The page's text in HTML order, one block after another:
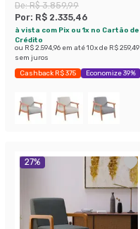
De:R$ 3.859,99
Por: R$ 2.335,46
à vista com Pix ou 1x no Cartão de
Crédito
ou R$ 2.594,96 em até10x de R$ 259,49
sem juros
Cashback R$ 375 Economize 39%
27%